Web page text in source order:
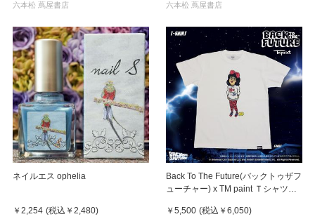
六本松 蔦屋書店 六本松 蔦屋書店
ネイルエス ophelia
￥2,254 (税込 ￥2,480)
Back To The Future(バックトゥザフ
ューチャー) x TM paint Ｔシャツ
￥5,500 (税込 ￥6,050)